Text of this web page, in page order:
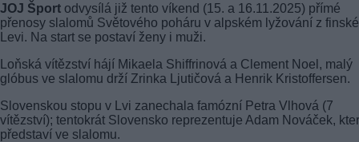
JOJ Šport odvysílá již tento víkend (15. a 16.11.2025) přímé
přenosy slalomů Světového poháru v alpském lyžování z
Levi. Na start se postaví ženy i muži.
Loňská vítězství hájí Mikaela Shiffrinová a Clement Noel, malý
glóbus ve slalomu drží Zrinka Ljutičová a Henrik Kristoffersen.
Slovenskou stopu v Lvi zanechala famózní Petra Vlhová (7
vítězství); tentokrát Slovensko reprezentuje Adam Nováček,
představí ve slalomu.